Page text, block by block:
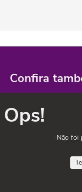
Confira
Ops!
Não foi